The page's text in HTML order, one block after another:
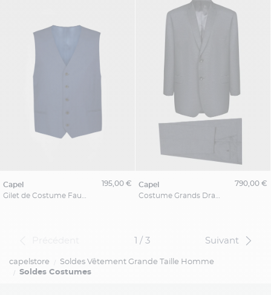
capel
195,00 €
capel
790,00 €
1 / 3 Suivant
capelstore
Soldes Vêtement Grande Taille Homme
Soldes Costumes